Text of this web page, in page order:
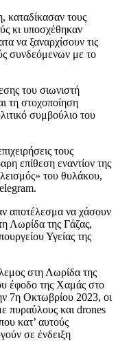
καταδίκασαν τους
κι υποσχέθηκαν
να ξαναρχίσουν τις
συνδεόμενων με το
του σιωνιστή
τη στοχοποίηση
συμβούλιο του
τους
επίθεση εναντίον της
του θυλάκου,
αποτέλεσμα να χάσουν
Λωρίδα της Γάζας,
Υγείας της
στη Λωρίδα της
έφοδο της Χαμάς στο
7η Οκτωβρίου 2023, οι
πυραύλους και drones
κατ’ αυτούς
σε ένδειξη